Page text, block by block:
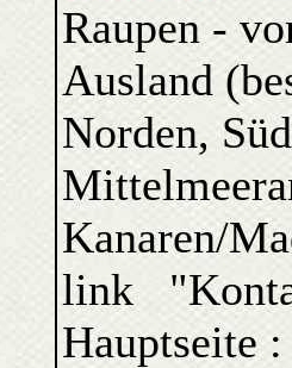
Raupen -
Ausland
Norden,
Kanaren/
link
Hauptseite